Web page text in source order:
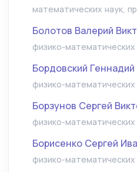
математических наук,
Болотов Валерий
физико-
Бордовский
физико-
Борзунов Сергей
физико-
Борисенко Сергей
физико-